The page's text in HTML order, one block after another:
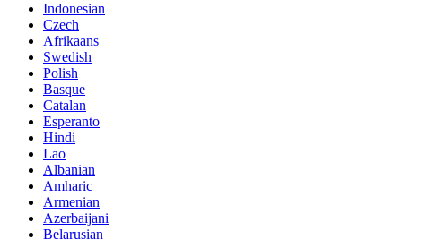
Indonesian
Czech
Afrikaans
Swedish
Polish
Basque
Catalan
Esperanto
Hindi
Lao
Albanian
Amharic
Armenian
Azerbaijani
Belarusian